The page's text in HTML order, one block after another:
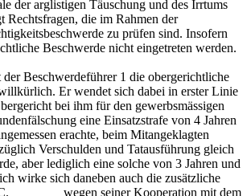
der arglistigen Täuschung und des Irrtums
Rechtsfragen, die im Rahmen der
zu prüfen sind. Insofern
Beschwerde nicht eingetreten werden.
Beschwerdeführer 1 die obergerichtliche
Er wendet sich dabei in erster Linie
bei ihm für den gewerbsmässigen
eine Einsatzstrafe von 4 Jahren
erachte, beim Mitangeklagten
Verschulden und Tatausführung gleich
aber lediglich eine solche von 3 Jahren und
wirke sich daneben auch die zusätzliche
wegen seiner Kooperation mit dem